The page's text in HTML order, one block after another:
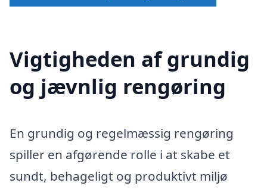
Vigtigheden af grundig
og jævnlig rengøring
En grundig og regelmæssig rengøring
spiller en afgørende rolle i at skabe et
sundt, behageligt og produktivt miljø